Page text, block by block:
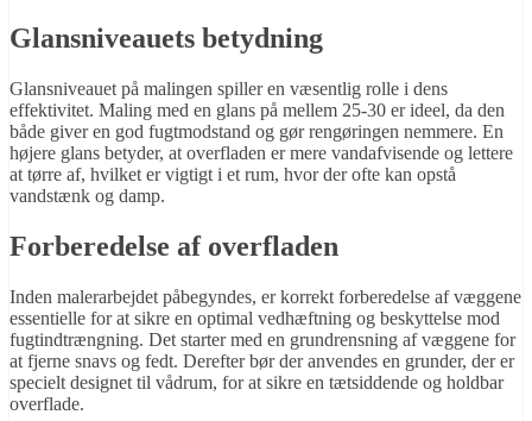
Glansniveauets betydning
Glansniveauet på malingen spiller en væsentlig rolle i dens
effektivitet. Maling med en glans på mellem 25-30 er ideel, da den
både giver en god fugtmodstand og gør rengøringen nemmere. En
højere glans betyder, at overfladen er mere vandafvisende og lettere
at tørre af, hvilket er vigtigt i et rum, hvor der ofte kan opstå
vandstænk og damp.
Forberedelse af overfladen
Inden malerarbejdet påbegyndes, er korrekt forberedelse af væggene
essentielle for at sikre en optimal vedhæftning og beskyttelse mod
fugtindtrængning. Det starter med en grundrensning af væggene for
at fjerne snavs og fedt. Derefter bør der anvendes en grunder, der er
specielt designet til vådrum, for at sikre en tætsiddende og holdbar
overflade.